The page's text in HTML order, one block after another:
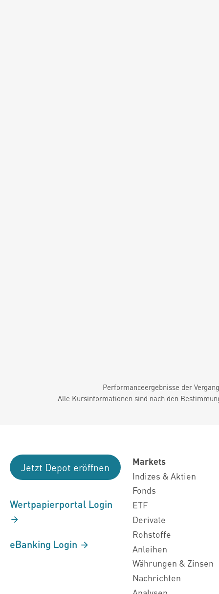
Performanceergebnisse der
Alle Kursinformationen sind nach den
Jetzt Depot eröffnen
Wertpapierportal Login
eBanking Login
Markets
Indizes & Aktien
Fonds
ETF
Derivate
Rohstoffe
Anleihen
Währungen & Zinsen
Nachrichten